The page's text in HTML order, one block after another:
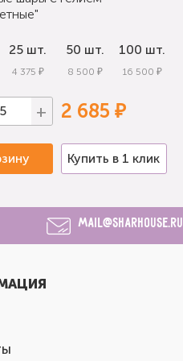
25 шт.
4 375 ₽
50 шт.
8 500 ₽
100 шт.
16 500 ₽
+ 2 685 ₽
Купить в 1 клик
mail@sharhouse.ru